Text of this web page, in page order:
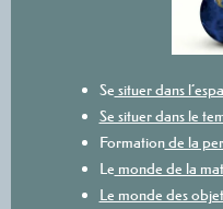
Se situer dans
Se situer dans le
Formationde la
Le monde de la
Le monde des